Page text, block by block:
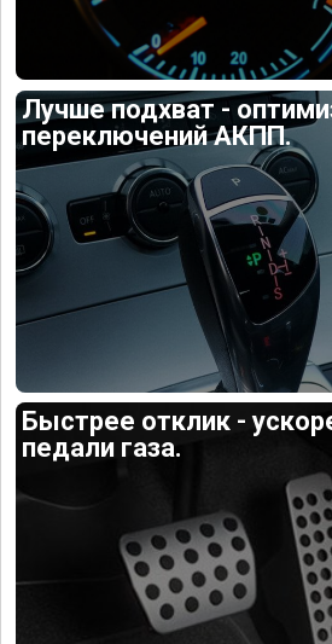
Лучше подхват -
переключений АКПП.
Быстрее отклик -
педали газа.